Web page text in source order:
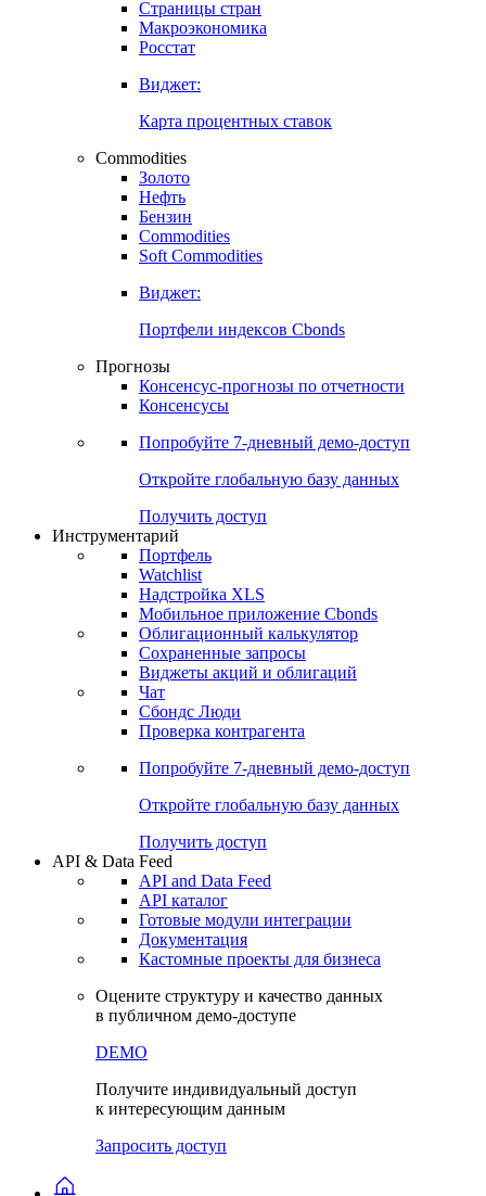
Возможность создания своего индекса
Страницы стран
Росстат
Виджет:
Карта процентных ставок
Commodities
Золото
Бензин
Soft Commodities
Виджет:
Портфели индексов Cbonds
Прогнозы
Консенсусы
Попробуйте7-дневный
Откройте глобальную базу данных
Получить доступ
Инструментарий
Портфель
Watchlist
Надстройка XLS
Мобильное приложение Cbonds
Облигационный калькулятор
Сохраненные запросы
Чат
Проверка контрагента
Попробуйте7-дневный
Откройте глобальную базу данных
Получить доступ
API & Data Feed
API and Data Feed
Готовые модули интеграции
Документация
в публичном демо-доступе